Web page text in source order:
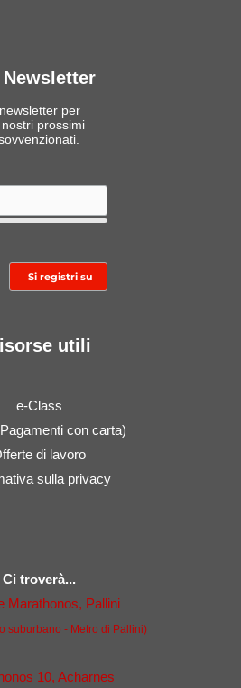
per
prossimi
utili
e-Class
con carta)
di lavoro
sulla privacy
Ci troverà...
Marathonos, Pallini
suburbano - Metro di Pallini)
10, Acharnes